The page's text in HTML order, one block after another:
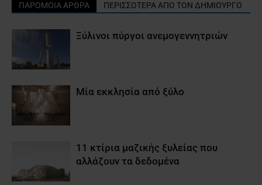
ΠΑΡΟΜΟΙΑ ΑΡΘΡΑ ΠΕΡΙΣΣΟΤΕΡΑ ΑΠΟ ΤΟΝ ΔΗΜΙΟΥΡΓΟ
Ξύλινοι πύργοι ανεμογεννητριών
Μία εκκλησία από ξύλο
11 κτίρια μαζικής ξυλείας που
αλλάζουν τα δεδομένα